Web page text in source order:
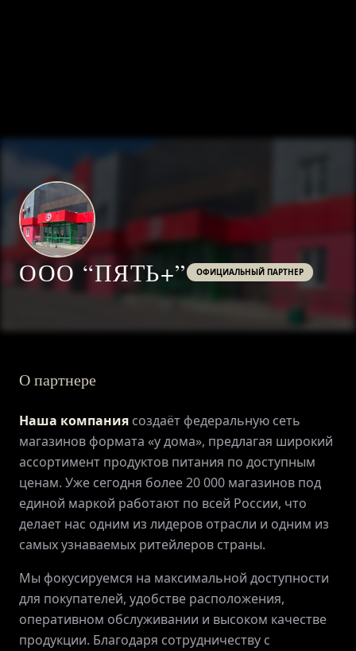
ГЛАВНАЯ
О ПРОЕКТЕ
ЖУРНАЛ
ООО “ПЯТЬ+” ОФИЦИАЛЬНЫЙ ПАРТНЕР
О партнере
Наша компания создаёт федеральную сеть
магазинов формата «у дома», предлагая широкий
ассортимент продуктов питания по доступным
ценам. Уже сегодня более 20 000 магазинов под
единой маркой работают по всей России, что
делает нас одним из лидеров отрасли и одним из
самых узнаваемых ритейлеров страны.
Мы фокусируемся на максимальной доступности
для покупателей, удобстве расположения,
оперативном обслуживании и высоком качестве
продукции. Благодаря сотрудничеству с